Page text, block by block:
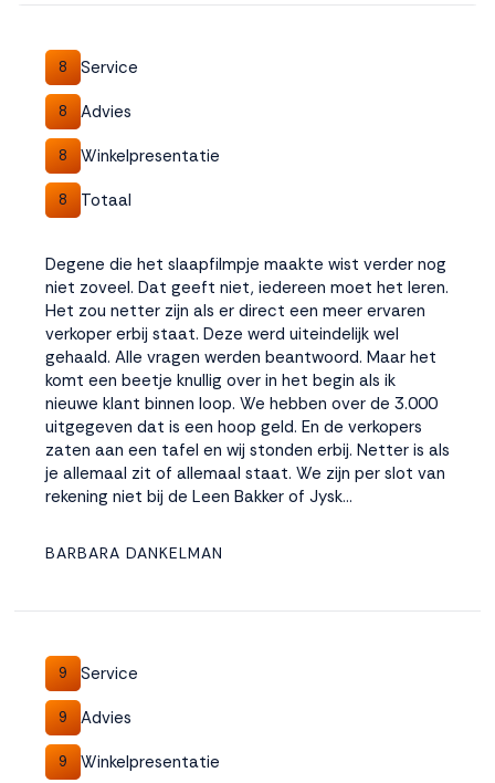
onze website te
volgen. Dat doen we
legitiem en belangrijk,
anoniem. Meer
weten? LeesBekijk
dit overzicht
alle
policy. Door te
accepteren geef je
toestemming voor
onze marketing
cookies. Kies je voor
Weigeren? Dan
plaatsen we alleen
functionele en
analytische cookies.
Weigeren
8 Service
8 Advies
8 Winkelpresentatie
8 Totaal
Degene die het slaapfilmpje maakte wist verder nog
niet zoveel. Dat geeft niet, iedereen moet het leren.
Het zou netter zijn als er direct een meer ervaren
verkoper erbij staat. Deze werd uiteindelijk wel
gehaald. Alle vragen werden beantwoord. Maar het
komt een beetje knullig over in het begin als ik
nieuwe klant binnen loop. We hebben over de 3.000
uitgegeven dat is een hoop geld. En de verkopers
zaten aan een tafel en wij stonden erbij. Netter is als
je allemaal zit of allemaal staat. We zijn per slot van
rekening niet bij de Leen Bakker of Jysk...
BARBARA DANKELMAN
9 Service
9 Advies
9 Winkelpresentatie